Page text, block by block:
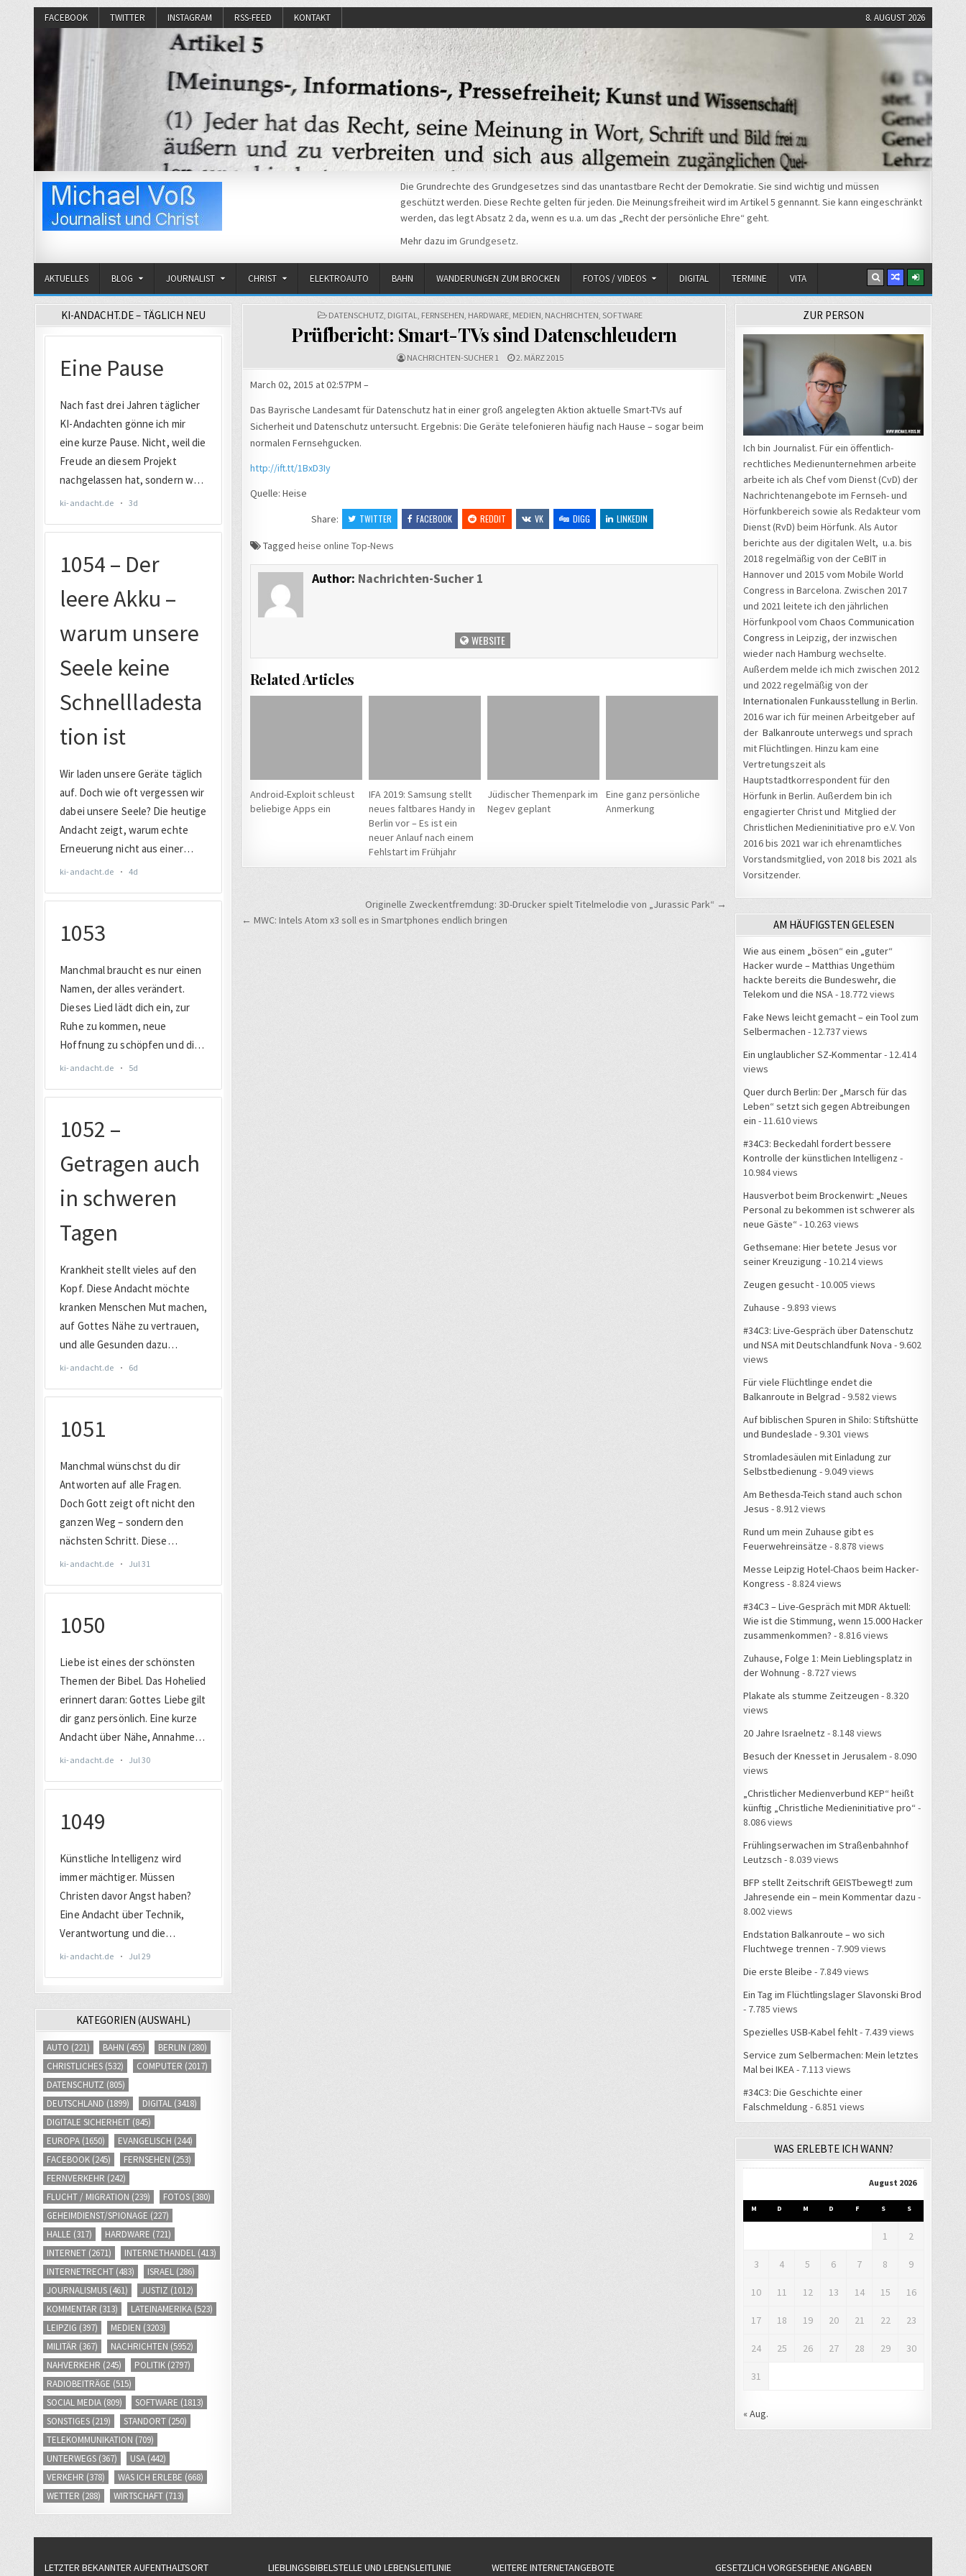
FACEBOOK TWITTER INSTAGRAM RSS-FEED KONTAKT 8. AUGUST 2026
Die Grundrechte des Grundgesetzes sind das unantastbare Recht der Demokratie. Sie sind wichtig und müssen
geschützt werden. Diese Rechte gelten für jeden. Die Meinungsfreiheit wird im Artikel 5 gennannt. Sie kann eingeschränkt
werden, das legt Absatz 2 da, wenn es u.a. um das „Recht der persönliche Ehre“ geht.
Mehr dazu im Grundgesetz.
AKTUELLES BLOG JOURNALIST CHRIST ELEKTROAUTO BAHN WANDERUNGEN ZUM BROCKEN FOTOS / VIDEOS DIGITAL TERMINE VITA
POSTED
IN
DATENSCHUTZ DIGITAL FERNSEHEN HARDWARE MEDIEN NACHRICHTEN SOFTWARE
Prüfbericht: Smart-TVs sind Datenschleudern
NACHRICHTEN-SUCHER 1 2. MÄRZ 2015
March 02, 2015 at 02:57PM –
Das Bayrische Landesamt für Datenschutz hat in einer groß angelegten Aktion aktuelle Smart-TVs auf
Sicherheit und Datenschutz untersucht. Ergebnis: Die Geräte telefonieren häufig nach Hause – sogar beim
normalen Fernsehgucken.
http://ift.tt/1BxD3Iy
Quelle: Heise
Share:
TWITTER FACEBOOK REDDIT VK DIGG LINKEDIN
Tagged heise online Top-News
Author: Nachrichten-Sucher 1
WEBSITE
Related Articles
Android-Exploit schleust
beliebige Apps ein
IFA 2019: Samsung stellt
neues faltbares Handy in
Berlin vor – Es ist ein
neuer Anlauf nach einem
Fehlstart im Frühjahr
Jüdischer Themenpark im
Negev geplant
Eine ganz persönliche
Anmerkung
BeitragsnavigationOriginelle Zweckentfremdung: 3D-Drucker spielt Titelmelodie von „Jurassic Park“ →
← MWC: Intels Atom x3 soll es in Smartphones endlich bringen
KI-ANDACHT.DE – TÄGLICH NEU
KATEGORIEN (AUSWAHL)
AUTO (221) BAHN (455) BERLIN (280)
CHRISTLICHES (532) COMPUTER (2017)
DATENSCHUTZ (805)
DEUTSCHLAND (1899) DIGITAL (3418)
DIGITALE SICHERHEIT (845)
EUROPA (1650) EVANGELISCH (244)
FACEBOOK (245) FERNSEHEN (253)
FERNVERKEHR (242)
FLUCHT / MIGRATION (239) FOTOS (380)
GEHEIMDIENST/SPIONAGE (227)
HALLE (317) HARDWARE (721)
INTERNET (2671) INTERNETHANDEL (413)
INTERNETRECHT (483) ISRAEL (286)
JOURNALISMUS (461) JUSTIZ (1012)
KOMMENTAR (313) LATEINAMERIKA (523)
LEIPZIG (397) MEDIEN (3203)
MILITÄR (367) NACHRICHTEN (5952)
NAHVERKEHR (245) POLITIK (2797)
RADIOBEITRÄGE (515)
SOCIAL MEDIA (809) SOFTWARE (1813)
SONSTIGES (219) STANDORT (250)
TELEKOMMUNIKATION (709)
UNTERWEGS (367) USA (442)
VERKEHR (378) WAS ICH ERLEBE (668)
WETTER (288) WIRTSCHAFT (713)
ZUR PERSON
Ich bin Journalist. Für ein öffentlich-
rechtliches Medienunternehmen arbeite
arbeite ich als Chef vom Dienst (CvD) der
Nachrichtenangebote im Fernseh- und
Hörfunkbereich sowie als Redakteur vom
Dienst (RvD) beim Hörfunk. Als Autor
berichte aus der digitalen Welt, u.a. bis
2018 regelmäßig von der CeBIT in
Hannover und 2015 vom Mobile World
Congress in Barcelona. Zwischen 2017
und 2021 leitete ich den jährlichen
Hörfunkpool vom Chaos Communication
Congress in Leipzig, der inzwischen
wieder nach Hamburg wechselte.
Außerdem melde ich mich zwischen 2012
und 2022 regelmäßig von der
Internationalen Funkausstellung in Berlin.
2016 war ich für meinen Arbeitgeber auf
der Balkanroute unterwegs und sprach
mit Flüchtlingen. Hinzu kam eine
Vertretungszeit als
Hauptstadtkorrespondent für den
Hörfunk in Berlin. Außerdem bin ich
engagierter Christ und Mitglied der
Christlichen Medieninitiative pro e.V. Von
2016 bis 2021 war ich ehrenamtliches
Vorstandsmitglied, von 2018 bis 2021 als
Vorsitzender.
AM HÄUFIGSTEN GELESEN
Wie aus einem „bösen“ ein „guter“
Hacker wurde – Matthias Ungethüm
hackte bereits die Bundeswehr, die
Telekom und die NSA - 18.772 views
Fake News leicht gemacht – ein Tool zum
Selbermachen - 12.737 views
Ein unglaublicher SZ-Kommentar- 12.414
views
Quer durch Berlin: Der „Marsch für das
Leben“ setzt sich gegen Abtreibungen
ein - 11.610 views
#34C3: Beckedahl fordert bessere
Kontrolle der künstlichen Intelligenz -
10.984 views
Hausverbot beim Brockenwirt: „Neues
Personal zu bekommen ist schwerer als
neue Gäste“ - 10.263 views
Gethsemane: Hier betete Jesus vor
seiner Kreuzigung - 10.214 views
Zeugen gesucht- 10.005 views
Zuhause - 9.893 views
#34C3: Live-Gespräch über Datenschutz
und NSA mit Deutschlandfunk Nova - 9.602
views
Für viele Flüchtlinge endet die
Balkanroute in Belgrad - 9.582 views
Auf biblischen Spuren in Shilo: Stiftshütte
und Bundeslade - 9.301 views
Stromladesäulen mit Einladung zur
Selbstbedienung - 9.049 views
Am Bethesda-Teich stand auch schon
Jesus - 8.912 views
Rund um mein Zuhause gibt es
Feuerwehreinsätze - 8.878 views
Messe Leipzig Hotel-Chaos beim Hacker-
Kongress - 8.824 views
#34C3 – Live-Gespräch mit MDR Aktuell:
Wie ist die Stimmung, wenn 15.000 Hacker
zusammenkommen? - 8.816 views
Zuhause, Folge 1: Mein Lieblingsplatz in
der Wohnung - 8.727 views
Plakate als stumme Zeitzeugen - 8.320
views
20 Jahre Israelnetz - 8.148 views
Besuch der Knesset in Jerusalem - 8.090
views
„Christlicher Medienverbund KEP“ heißt
künftig „Christliche Medieninitiative pro“ -
8.086 views
Frühlingserwachen im Straßenbahnhof
Leutzsch - 8.039 views
BFP stellt Zeitschrift GEISTbewegt! zum
Jahresende ein – mein Kommentar dazu -
8.002 views
Endstation Balkanroute – wo sich
Fluchtwege trennen - 7.909 views
Die erste Bleibe - 7.849 views
Ein Tag im Flüchtlingslager Slavonski Brod
- 7.785 views
Spezielles USB-Kabel fehlt- 7.439 views
Service zum Selbermachen: Mein letztes
Mal bei IKEA - 7.113 views
#34C3: Die Geschichte einer
Falschmeldung - 6.851 views
WAS ERLEBTE ICH WANN?
August 2026
M D M D F S S
1 2
3 4 5 6 7 8 9
10 11 12 13 14 15 16
17 18 19 20 21 22 23
24 25 26 27 28 29 30
31
« Aug.
LETZTER BEKANNTER AUFENTHALTSORT LIEBLINGSBIBELSTELLE UND LEBENSLEITLINIE WEITERE INTERNETANGEBOTE GESETZLICH VORGESEHENE ANGABEN